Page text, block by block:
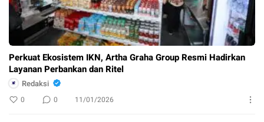
Perkuat Ekosistem IKN, Artha Graha Group Resmi Hadirkan
Layanan Perbankan dan Ritel
Redaksi
0 0 11/01/2026